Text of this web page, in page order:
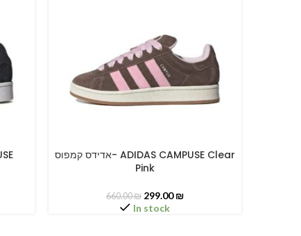
SELECT OPTIONS
אדידס קמפוס- ADIDAS CAMPUSE Clear
Pink
660.00₪ 299.00₪
In stock